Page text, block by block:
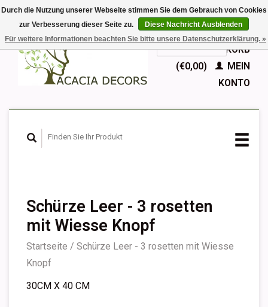
EUR
GBPDeutsch
Nederlands
English
IHR WARENKORB
(€0,00)
MEIN
KONTO
Schürze Leer - 3 rosetten
mit Wiesse Knopf
Startseite / Schürze Leer - 3 rosetten mit Wiesse
Knopf
30CM X 40 CM
Durch die Nutzung unserer Webseite stimmen Sie dem Gebrauch von Cookies
zur Verbesserung dieser Seite zu.
Diese Nachricht Ausblenden
Für weitere Informationen beachten Sie bitte unsere Datenschutzerklärung. »